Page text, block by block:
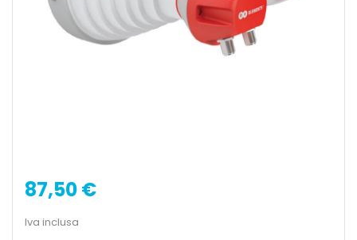
87,50 €
Iva inclusa